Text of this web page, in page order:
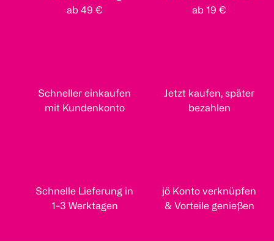
ab 49 €
ab 19 €
Schneller einkaufen
mit Kundenkonto
Jetzt kaufen, später
bezahlen
Schnelle Lieferung in
1-3 Werktagen
jö Konto verknüpfen
& Vorteile genießen